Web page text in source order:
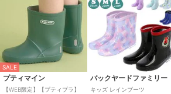
SALE
プティマイン
【WEB限定】【プティプラ】
バックヤードファミリー
キッズ レインブーツ